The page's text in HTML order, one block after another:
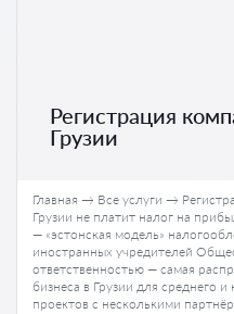
Регистрация
Грузии
Главная → Все услуги →
Грузии не платит налог на
— «эстонская модель»
иностранных учредителей
ответственностью — самая
бизнеса в Грузии для среднего
проектов с несколькими